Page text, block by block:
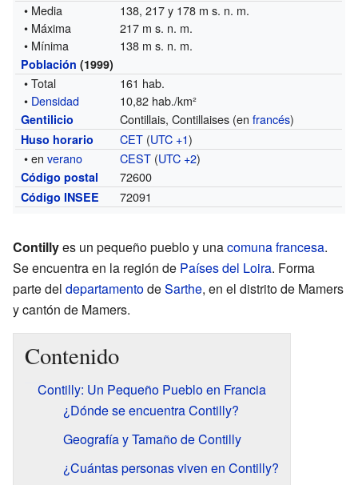
• Media
138, 217 y 178 m s. n. m.
• Máxima
217 m s. n. m.
• Mínima
138 m s. n. m.
Población (1999)
• Total
161 hab.
• Densidad 10,82 hab./km²
Gentilicio Contillais, Contillaises (enfrancés)
Huso horario CET (UTC +1)
• enverano CEST (UTC +2)
Código postal 72600
Código INSEE 72091
Contillyes un pequeño pueblo y unacomuna francesa.
Se encuentra en la región de Países del Loira. Forma
parte del departamentodeSarthe, en el distrito de Mamers
y cantón de Mamers.
Contenido
Contilly: Un Pequeño Pueblo en Francia
¿Dónde se encuentra Contilly?
Geografía y Tamaño de Contilly
¿Cuántas personas viven en Contilly?